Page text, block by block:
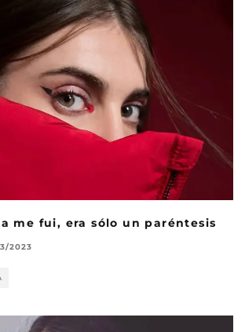
me fui, era sólo un paréntesis
2023